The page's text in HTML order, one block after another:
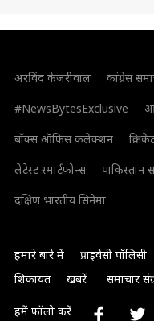
अरविंद केजरीवाल कांग्रेस
#NewsBytesExclusive
बॉक्स ऑफिस कलेक्शन
लेटेस्ट स्मार्टफोन्स
पाकिस्तान
दक्षिण भारतीय सिनेमा
हमारे बारे में प्राइवेसी पॉलिसी
शिकायत
खबरें समाचार
हमें फॉलो करें